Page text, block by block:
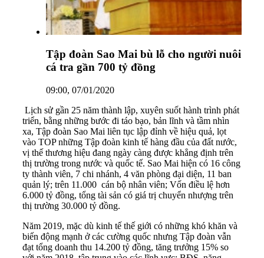
Tập đoàn Sao Mai bù lỗ cho người nuôi
cá tra gần 700 tỷ đồng
09:00, 07/01/2020
Lịch sử gần 25 năm thành lập, xuyên suốt hành trình phát
triển, bằng những bước đi táo bạo, bản lĩnh và tầm nhìn
xa, Tập đoàn Sao Mai liên tục lập đỉnh về hiệu quả, lọt
vào TOP những Tập đoàn kinh tế hàng đầu của đất nước,
vị thế thương hiệu đang ngày càng được khẳng định trên
thị trường trong nước và quốc tế. Sao Mai hiện có 16 công
ty thành viên, 7 chi nhánh, 4 văn phòng đại diện, 11 ban
quản lý; trên 11.000 cán bộ nhân viên; Vốn điều lệ hơn
6.000 tỷ đồng, tổng tài sản có giá trị chuyển nhượng trên
thị trường 30.000 tỷ đồng.
Năm 2019, mặc dù kinh tế thế giới có những khó khăn và
biến động mạnh ở các cường quốc nhưng Tập đoàn vẫn
đạt tổng doanh thu 14.200 tỷ đồng, tăng trưởng 15% so